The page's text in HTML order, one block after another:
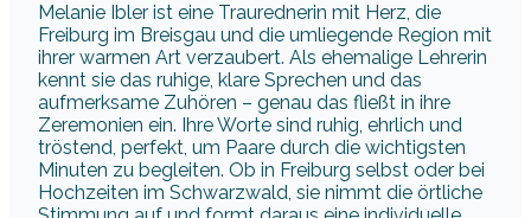
Melanie Ibler ist eine Traurednerin mit Herz, die
Freiburg im Breisgau und die umliegende Region mit
ihrer warmen Art verzaubert. Als ehemalige Lehrerin
kennt sie das ruhige, klare Sprechen und das
aufmerksame Zuhören – genau das fließt in ihre
Zeremonien ein. Ihre Worte sind ruhig, ehrlich und
tröstend, perfekt, um Paare durch die wichtigsten
Minuten zu begleiten. Ob in Freiburg selbst oder bei
Hochzeiten im Schwarzwald, sie nimmt die örtliche